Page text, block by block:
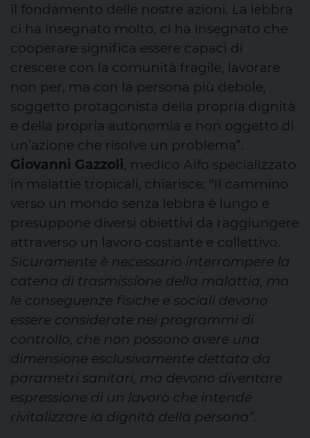
il fondamento delle nostre azioni. La lebbra
ci ha insegnato molto, ci ha insegnato che
cooperare significa essere capaci di
crescere con la comunità fragile, lavorare
non per, ma con la persona più debole,
soggetto protagonista della propria dignità
e della propria autonomia e non oggetto di
un’azione che risolve un problema”.
Giovanni Gazzoli, medico Aifo specializzato
in malattie tropicali, chiarisce: “Il cammino
verso un mondo senza lebbra è lungo e
presuppone diversi obiettivi da raggiungere
attraverso un lavoro costante e collettivo.
Sicuramente è necessario interrompere la
catena di trasmissione della malattia, ma
le conseguenze fisiche e sociali devono
essere considerate nei programmi di
controllo, che non possono avere una
dimensione esclusivamente dettata da
parametri sanitari, ma devono diventare
espressione di un lavoro che intende
rivitalizzare la dignità della persona”.